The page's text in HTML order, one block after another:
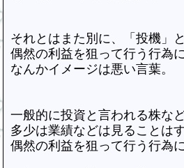
それとはまた別に、「投機」
偶然の利益を狙って行う行為
なんかイメージは悪い言葉。
一般的に投資と言われる株な
多少は業績などは見ることは
偶然の利益を狙って行う行為